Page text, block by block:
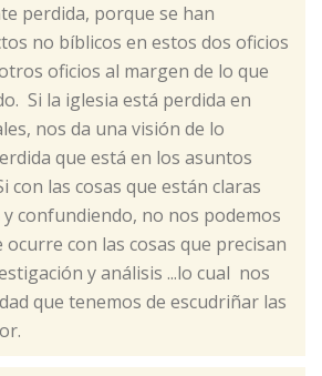
perdida, porque se han
no bíblicos en estos dos oficios
oficios al margen de lo que
Si la iglesia está perdida en
nos da una visión de lo
que está en los asuntos
con las cosas que están claras
confundiendo, no nos podemos
con las cosas que precisan
y análisis ...lo cual nos
que tenemos de escudriñar las